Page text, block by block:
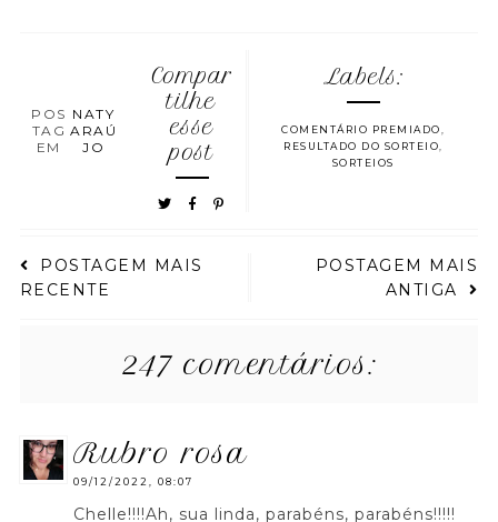
POS
TAG
EM
NATY
ARAÚ
JO
Compar
tilhe
esse
post
Labels:
COMENTÁRIO PREMIADO
RESULTADO DO SORTEIO
SORTEIOS
POSTAGEM MAIS
RECENTE
POSTAGEM MAIS
ANTIGA
247 comentários:
rubro rosa
09/12/2022, 08:07
Chelle!!!!Ah, sua linda, parabéns, parabéns!!!!!